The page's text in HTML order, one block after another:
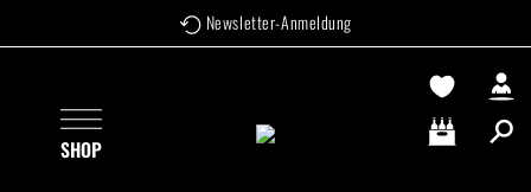
Zum Hauptinhalt springen Newsletter-Anmeldung
SHOP Warenkorb